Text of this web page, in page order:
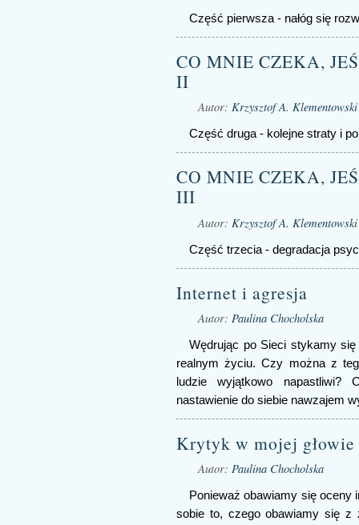
Część pierwsza - nałóg się
CO MNIE CZEKA,
II
Autor: Krzysztof A. Klementowski
Część druga - kolejne straty i
CO MNIE CZEKA,
III
Autor: Krzysztof A. Klementowski
Część trzecia - degradacja
Internet i agresja
Autor: Paulina Chocholska
Wędrując po Sieci stykamy
realnym życiu. Czy można z
ludzie wyjątkowo
nastawienie do siebie nawzajem
Krytyk w mojej
Autor: Paulina Chocholska
Ponieważ obawiamy się
sobie to, czego obawiamy się